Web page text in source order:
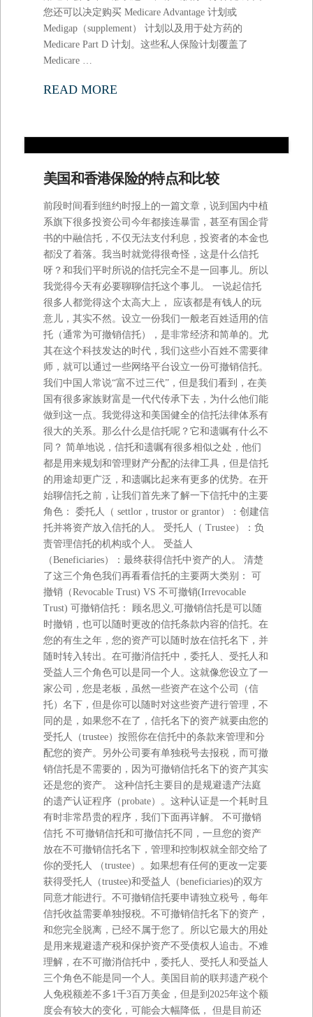
您还可以决定购买 Medicare Advantage 计划或
Medigap（supplement） 计划以及⽤于处⽅药的
Medicare Part D 计划。这些私⼈保险计划覆盖了
Medicare …
READ MORE
美国和香港保险的特点和比较
前段时间看到纽约时报上的一篇文章，说到国内中植
系旗下很多投资公司今年都接连暴雷，甚至有国企背
书的中融信托，不仅无法支付利息，投资者的本金也
都没了着落。我当时就觉得很奇怪，这是什么信托
呀？和我们平时所说的信托完全不是一回事儿。所以
我觉得今天有必要聊聊信托这个事儿。 一说起信托
很多人都觉得这个太高大上， 应该都是有钱人的玩
意儿，其实不然。设立一份我们一般老百姓适用的信
托（通常为可撤销信托），是非常经济和简单的。尤
其在这个科技发达的时代，我们这些小百姓不需要律
师，就可以通过一些网络平台设立一份可撤销信托。
我们中国人常说“富不过三代”，但是我们看到，在美
国有很多家族财富是一代代传承下去，为什么他们能
做到这一点。我觉得这和美国健全的信托法律体系有
很大的关系。那么什么是信托呢？它和遗嘱有什么不
同？ 简单地说，信托和遗嘱有很多相似之处，他们
都是用来规划和管理财产分配的法律工具，但是信托
的用途却更广泛，和遗嘱比起来有更多的优势。在开
始聊信托之前，让我们首先来了解一下信托中的主要
角色： 委托人（ settlor，trustor or grantor）：创建信
托并将资产放入信托的人。 受托人（ Trustee）：负
责管理信托的机构或个人。 受益人
（Beneficiaries）：最终获得信托中资产的人。 清楚
了这三个角色我们再看看信托的主要两大类别： 可
撤销（Revocable Trust) VS 不可撤销(Irrevocable
Trust) 可撤销信托： 顾名思义,可撤销信托是可以随
时撤销，也可以随时更改的信托条款内容的信托。在
您的有生之年，您的资产可以随时放在信托名下，并
随时转入转出。在可撤消信托中，委托人、受托人和
受益人三个角色可以是同一个人。这就像您设立了一
家公司，您是老板，虽然一些资产在这个公司（信
托）名下，但是你可以随时对这些资产进行管理，不
同的是，如果您不在了，信托名下的资产就要由您的
受托人（trustee）按照你在信托中的条款来管理和分
配您的资产。另外公司要有单独税号去报税，而可撤
销信托是不需要的，因为可撤销信托名下的资产其实
还是您的资产。 这种信托主要目的是规避遗产法庭
的遗产认证程序（probate）。这种认证是一个耗时且
有时非常昂贵的程序，我们下面再详解。 不可撤销
信托 不可撤销信托和可撤信托不同，一旦您的资产
放在不可撤销信托名下，管理和控制权就全部交给了
你的受托人 （trustee）。如果想有任何的更改一定要
获得受托人（trustee)和受益人（beneficiaries)的双方
同意才能进行。不可撤销信托要申请独立税号，每年
信托收益需要单独报税。不可撤销信托名下的资产，
和您完全脱离，已经不属于您了。所以它最大的用处
是用来规避遗产税和保护资产不受债权人追击。不难
理解，在不可撤消信托中，委托人、受托人和受益人
三个角色不能是同一个人。美国目前的联邦遗产税个
人免税额差不多1千3百万美金，但是到2025年这个额
度会有较大的变化，可能会大幅降低， 但是目前还